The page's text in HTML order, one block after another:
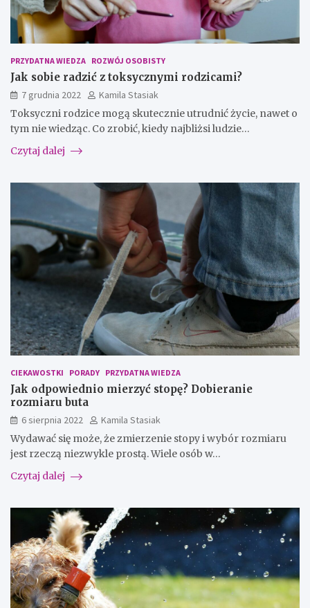
PRZYDATNA WIEDZA ROZWÓJ OSOBISTY
Jak sobie radzić z toksycznymi rodzicami?
7 grudnia 2022
Kamila Stasiak
Toksyczni rodzice mogą skutecznie utrudnić życie, nawet o
tym nie wiedząc. Co zrobić, kiedy najbliżsi ludzie…
Czytaj dalej
CIEKAWOSTKI PORADY PRZYDATNA WIEDZA
Jak odpowiednio mierzyć stopę? Dobieranie
rozmiaru buta
6 sierpnia 2022
Kamila Stasiak
Wydawać się może, że zmierzenie stopy i wybór rozmiaru
jest rzeczą niezwykle prostą. Wiele osób w…
Czytaj dalej